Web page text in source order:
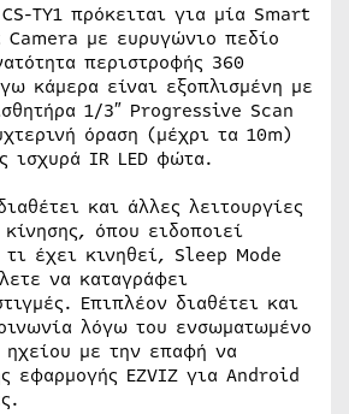
TY1 πρόκειται για μία Smart
με ευρυγώνιο πεδίο
περιστροφής 360
κάμερα είναι εξοπλισμένη με
1/3″ Progressive Scan
όραση (μέχρι τα 10m)
ισχυρά IR LED φώτα.
και άλλες λειτουργίες
όπου ειδοποιεί
έχει κινηθεί, Sleep Mode
να καταγράφει
Επιπλέον διαθέτει και
λόγω του ενσωματωμένο
με την επαφή να
εφαρμογής EZVIZ για Android